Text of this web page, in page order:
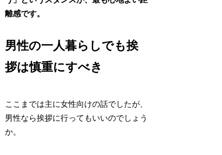
離感です。
男性の一人暮らしでも挨
拶は慎重にすべき
ここまでは主に女性向けの話でしたが、
男性なら挨拶に行ってもいいのでしょう
か。